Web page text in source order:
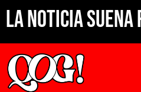
La noticia suena